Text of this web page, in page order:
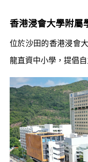
香港浸會大學附屬
位於沙田的香港浸會
龍直資中小學，提倡